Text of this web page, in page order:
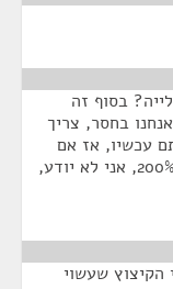
בסוף זה
בחסר, צריך
עכשיו, אז אם
יש מה-7 באוקטובר עלייה של 100%, של 200%, אני לא יודע,
לפני הקיצוץ שעשוי